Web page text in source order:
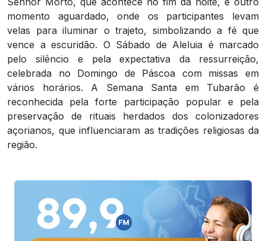
momento aguardado, onde os participantes levam
velas para iluminar o trajeto, simbolizando a fé que
vence a escuridão. O Sábado de Aleluia é marcado
pelo silêncio e pela expectativa da ressurreição,
celebrada no Domingo de Páscoa com missas em
vários horários. A Semana Santa em Tubarão é
reconhecida pela forte participação popular e pela
preservação de rituais herdados dos colonizadores
açorianos, que influenciaram as tradições religiosas da
região.